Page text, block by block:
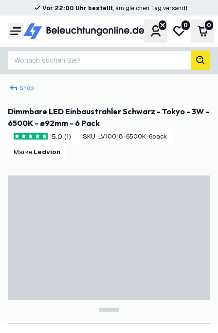
Vor 22:00 Uhr bestellt, am gleichen Tag versandt
Menü KontoMeine
0 0
Wonach suchen Sie?
Shop
Dimmbare LED Einbaustrahler Schwarz - Tokyo - 3W -
6500K - ø92mm - 6 Pack
5 Bewertungssterne
5.0 (1) SKU: LV10018-6500K-6pack
Marke: Ledvion